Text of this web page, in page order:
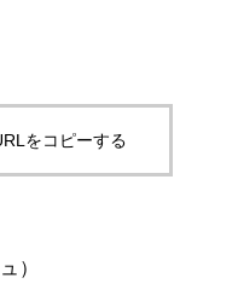
をコピーする
）